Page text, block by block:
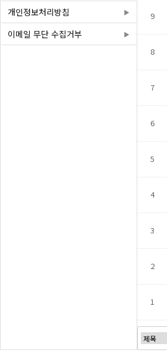
개인정보처리방침
이메일 무단 수집거부
9
8
7
6
5
4
3
2
1